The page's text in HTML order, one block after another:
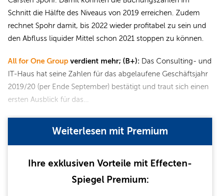
Schnitt die Hälfte des Niveaus von 2019 erreichen. Zudem
rechnet Spohr damit, bis 2022 wieder profitabel zu sein und
den Abfluss liquider Mittel schon 2021 stoppen zu können.
All for One Group verdient mehr; (B+): Das Consulting- und
IT-Haus hat seine Zahlen für das abgelaufene Geschäftsjahr
2019/20 (per Ende September) bestätigt und traut sich einen
ersten Ausblick für das…
Weiterlesen mit Premium
Ihre exklusiven Vorteile mit Effecten-
Spiegel Premium: